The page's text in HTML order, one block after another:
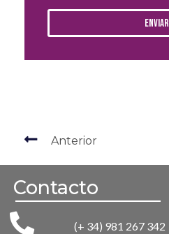
Enviar
Anterior
Contacto
(+ 34) 981 267 342